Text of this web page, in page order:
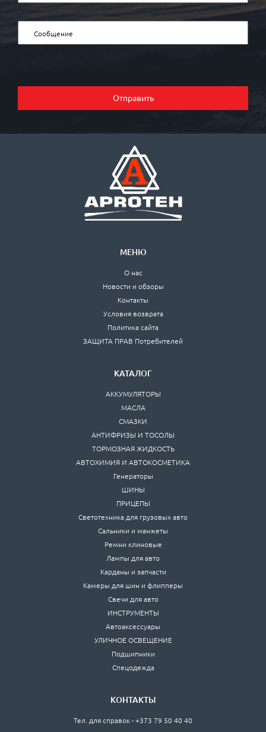
Отправить
МЕНЮ
О нас
Новости и обзоры
Контакты
Условия возврата
Политика сайта
ЗАЩИТА ПРАВ Потребителей
КАТАЛОГ
АККУМУЛЯТОРЫ
МАСЛА
СМАЗКИ
АНТИФРИЗЫ И ТОСОЛЫ
ТОРМОЗНАЯ ЖИДКОСТЬ
АВТОХИМИЯ И АВТОКОСМЕТИКА
Генераторы
ШИНЫ
ПРИЦЕПЫ
Светотехника для грузовых авто
Сальники и манжеты
Ремни клиновые
Лампы для авто
Карданы и запчасти
Камеры для шин и флипперы
Свечи для авто
ИНСТРУМЕНТЫ
Автоаксессуары
УЛИЧНОЕ ОСВЕЩЕНИЕ
Подшипники
Спецодежда
КОНТАКТЫ
Тел. для справок - +373 79 50 40 40